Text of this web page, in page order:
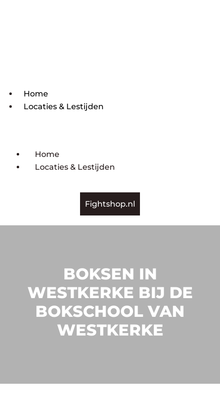
Home
Locaties & Lestijden
Home
Locaties & Lestijden
Fightshop.nl
BOKSEN IN
WESTKERKE BIJ DE
BOKSCHOOL VAN
WESTKERKE